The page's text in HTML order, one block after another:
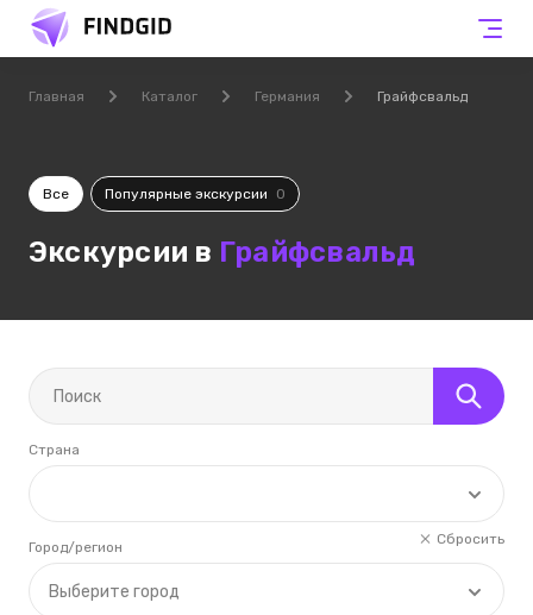
Главная Каталог Германия Грайфсвальд
Все Популярные экскурсии 0
Экскурсии в Грайфсвальд
Страна
Сбросить
Выберите город
Город/регион